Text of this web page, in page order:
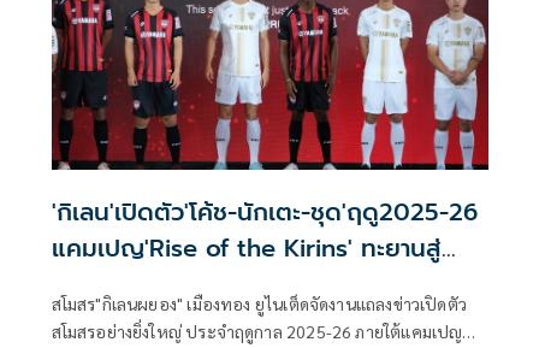
'กิเลน'เปิดตัว'โค้ช-นักเตะ-ชุด'ฤดู2025-26
แคมเปญ'Rise of the Kirins' ทะยานสู่
ความสำเร็จยุคใหม่
สโมสร"กิเลนผยอง" เมืองทอง ยูไนเต็ดจัดงานแถลงข่าวเปิดตัว
สโมสรอย่างยิ่งใหญ่ ประจำฤดูกาล 2025-26 ภายใต้แคมเปญ